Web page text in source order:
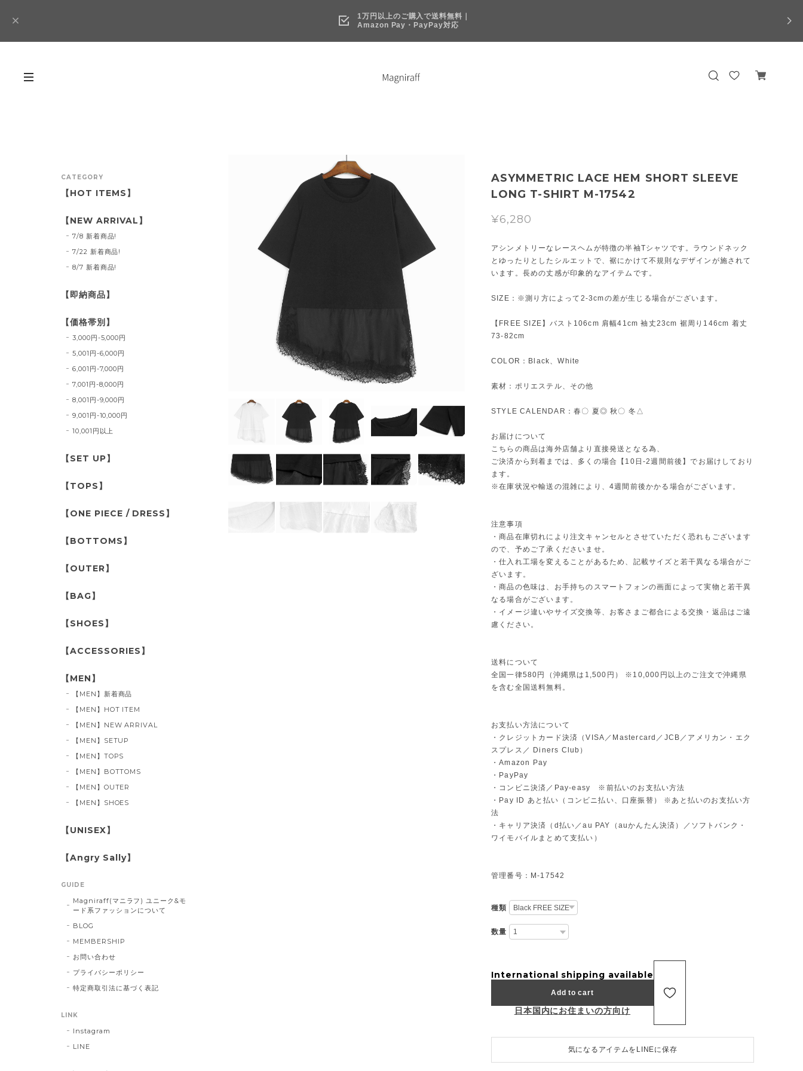
1万円以上のご購入で送料無料｜
Amazon Pay・PayPay対応
ASYMMETRIC LACE HEM SHORT SLEEVE
LONG T-SHIRT M-17542
¥6,280
アシンメトリーなレースヘムが特徴の半袖Tシャツです。ラウンドネック
とゆったりとしたシルエットで、裾にかけて不規則なデザインが施されて
います。長めの丈感が印象的なアイテムです。
SIZE：※測り方によって2-3cmの差が生じる場合がございます。
【FREE SIZE】バスト106cm 肩幅41cm 袖丈23cm 裾周り146cm 着丈
73-82cm
COLOR：Black、White
素材：ポリエステル、その他
STYLE CALENDAR：春〇 夏◎ 秋〇 冬△
お届けについて
こちらの商品は海外店舗より直接発送となる為、
ご決済から到着までは、多くの場合【10日-2週間前後】でお届けしており
ます。
※在庫状況や輸送の混雑により、4週間前後かかる場合がございます。
注意事項
・商品在庫切れにより注文キャンセルとさせていただく恐れもございます
ので、予めご了承くださいませ。
・仕入れ工場を変えることがあるため、記載サイズと若干異なる場合がご
ざいます。
・商品の色味は、お手持ちのスマートフォンの画面によって実物と若干異
なる場合がございます。
・イメージ違いやサイズ交換等、お客さまご都合による交換・返品はご遠
慮ください。
送料について
全国一律580円（沖縄県は1,500円） ※10,000円以上のご注文で沖縄県
を含む全国送料無料。
お支払い方法について
・クレジットカード決済（VISA／Mastercard／JCB／アメリカン・エク
スプレス／ Diners Club）
・Amazon Pay
・PayPay
・コンビニ決済／Pay-easy ※前払いのお支払い方法
・Pay ID あと払い（コンビニ払い、口座振替） ※あと払いのお支払い方
法
・キャリア決済（d払い／au PAY（auかんたん決済）／ソフトバンク・
ワイモバイルまとめて支払い）
管理番号：M-17542
種類
数量
International shipping available
Add to cart
日本国内にお住まいの方向け
気になるアイテムをLINEに保存
CATEGORY
【HOT ITEMS】
【NEW ARRIVAL】
7/8 新着商品!
7/22 新着商品!
8/7 新着商品!
【即納商品】
【価格帯別】
3,000円-5,000円
5,001円-6,000円
6,001円-7,000円
7,001円-8,000円
8,001円-9,000円
9,001円-10,000円
10,001円以上
【SET UP】
【TOPS】
【ONE PIECE / DRESS】
【BOTTOMS】
【OUTER】
【BAG】
【SHOES】
【ACCESSORIES】
【MEN】
【MEN】新着商品
【MEN】HOT ITEM
【MEN】NEW ARRIVAL
【MEN】SETUP
【MEN】TOPS
【MEN】BOTTOMS
【MEN】OUTER
【MEN】SHOES
【UNISEX】
【Angry Sally】
GUIDE
Magniraff(マニラフ) ユニーク&モ
ード系ファッションについて
BLOG
MEMBERSHIP
お問い合わせ
プライバシーポリシー
特定商取引法に基づく表記
LINK
Instagram
LINE